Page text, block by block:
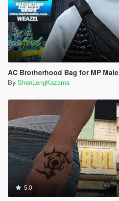
AC Brotherhood Bag for MP Male
By ShenLongKazama
5.0